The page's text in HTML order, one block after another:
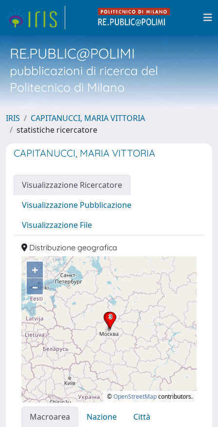
RE.PUBLIC@POLIMI
pubblicazioni di ricerca del
Politecnico di Milano
IRIS
CAPITANUCCI, MARIA VITTORIA
statistiche ricercatore
CAPITANUCCI, MARIA VITTORIA
Visualizzazione Ricercatore
Visualizzazione Pubblicazione
Visualizzazione File
Distribuzione geografica
+
–
©OpenStreetMapcontributors.
Macroarea Nazione
Città